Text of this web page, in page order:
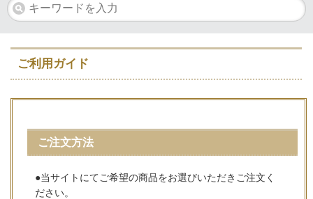
ご利用ガイド
ご注文方法
●当サイトにてご希望の商品をお選びいただきご注文く
ださい。